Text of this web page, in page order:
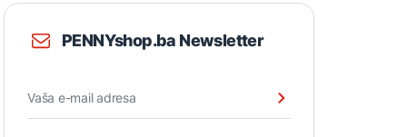
PENNYshop.ba Newsletter